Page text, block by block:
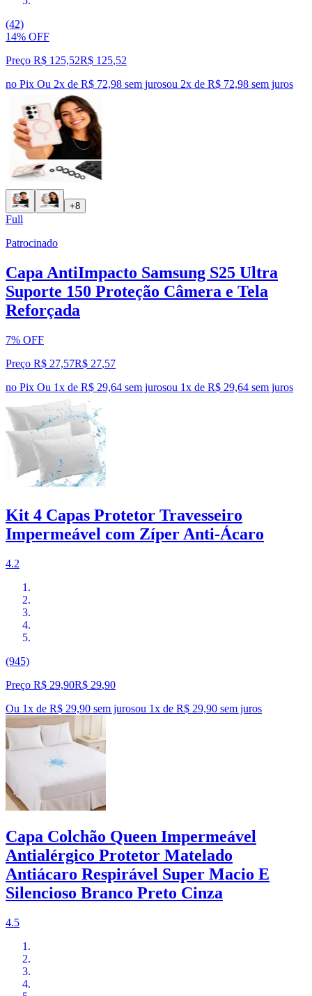
(42)
14% OFF
Preço R$ 125,52R$ 125,52
no Pix Ou 2x de R$ 72,98 sem jurosou 2x de R$ 72,98 sem juros
+8
Full
Patrocinado
Capa AntiImpacto Samsung S25 Ultra
Suporte 150 Proteção Câmera e Tela
Reforçada
7% OFF
Preço R$ 27,57R$ 27,57
no Pix Ou 1x de R$ 29,64 sem jurosou 1x de R$ 29,64 sem juros
Kit 4 Capas Protetor Travesseiro
Impermeável com Zíper Anti-Ácaro
4.2
(945)
Preço R$ 29,90R$ 29,90
Ou 1x de R$ 29,90 sem jurosou 1x de R$ 29,90 sem juros
Capa Colchão Queen Impermeável
Antialérgico Protetor Matelado
Antiácaro Respirável Super Macio E
Silencioso Branco Preto Cinza
4.5